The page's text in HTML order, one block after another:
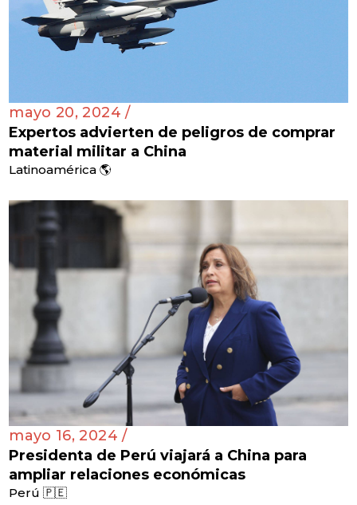
mayo 20, 2024 /
Expertos advierten de peligros de comprar
material militar a China
Latinoamérica 🌎
mayo 16, 2024 /
Presidenta de Perú viajará a China para
ampliar relaciones económicas
Perú 🇵🇪